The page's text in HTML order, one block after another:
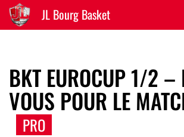
JL Bourg Basket
BKT EUROCUP 1/2 –
VOUS POUR LE
PRO